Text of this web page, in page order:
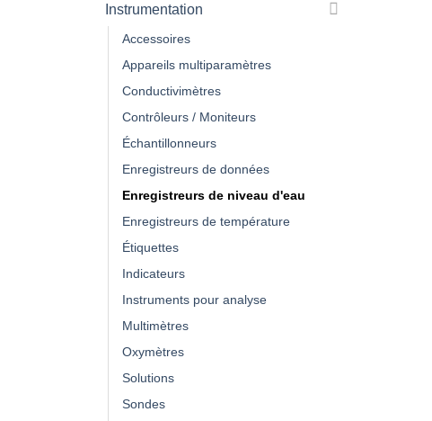
Instrumentation
Accessoires
Appareils multiparamètres
Conductivimètres
Contrôleurs / Moniteurs
Échantillonneurs
Enregistreurs de données
Enregistreurs de niveau d'eau
Enregistreurs de température
Étiquettes
Indicateurs
Instruments pour analyse
Multimètres
Oxymètres
Solutions
Sondes